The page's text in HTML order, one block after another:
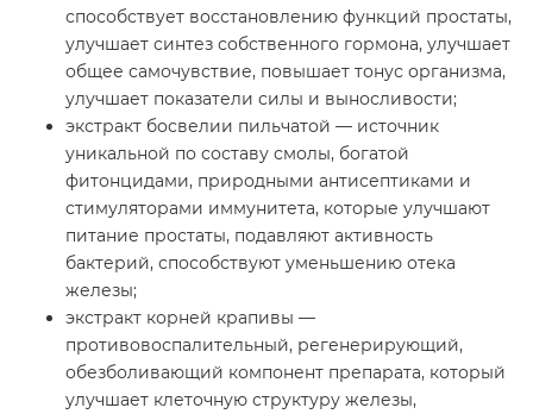
способствует восстановлению функций простаты,
улучшает синтез собственного гормона, улучшает
общее самочувствие, повышает тонус организма,
улучшает показатели силы и выносливости;
экстракт босвелии пильчатой — источник
уникальной по составу смолы, богатой
фитонцидами, природными антисептиками и
стимуляторами иммунитета, которые улучшают
питание простаты, подавляют активность
бактерий, способствуют уменьшению отека
железы;
экстракт корней крапивы —
противовоспалительный, регенерирующий,
обезболивающий компонент препарата, который
улучшает клеточную структуру железы,